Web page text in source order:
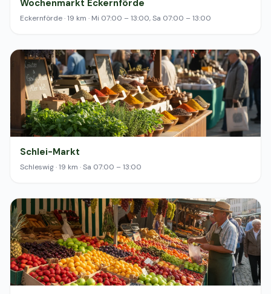
Wochenmarkt Eckernförde
Eckernförde · 19 km · Mi 07:00 – 13:00, Sa 07:00 – 13:00
Schlei-Markt
Schleswig · 19 km · Sa 07:00 – 13:00